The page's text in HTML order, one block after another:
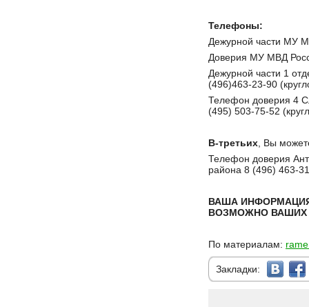
Телефоны:
Дежурной части МУ
Доверия МУ МВД
Дежурной части 1
(496)463-23-90
Телефон доверия 4
(495) 503-75-52
В-третьих , Вы
Телефон доверия
района 8 (496) 463-
ВАША
ВОЗМОЖНО ВАШИХ
По материалам:
Закладки: